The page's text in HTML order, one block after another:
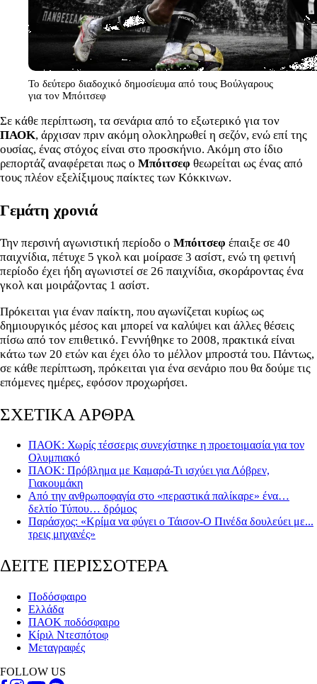
Το δεύτερο διαδοχικό δημοσίευμα από τους Βούλγαρους
για τον Μπόιτσεφ
Σε κάθε περίπτωση, τα σενάρια από το εξωτερικό για τον
ΠΑΟΚ, άρχισαν πριν ακόμη ολοκληρωθεί η σεζόν, ενώ επί της
ουσίας, ένας στόχος είναι στο προσκήνιο. Ακόμη στο ίδιο
ρεπορτάζ αναφέρεται πως ο Μπόιτσεφ θεωρείται ως ένας από
τους πλέον εξελίξιμους παίκτες των Κόκκινων.
Γεμάτη χρονιά
Την περσινή αγωνιστική περίοδο ο Μπόιτσεφ έπαιξε σε 40
παιχνίδια, πέτυχε 5 γκολ και μοίρασε 3 ασίστ, ενώ τη φετινή
περίοδο έχει ήδη αγωνιστεί σε 26 παιχνίδια, σκοράροντας ένα
γκολ και μοιράζοντας 1 ασίστ.
Πρόκειται για έναν παίκτη, που αγωνίζεται κυρίως ως
δημιουργικός μέσος και μπορεί να καλύψει και άλλες θέσεις
πίσω από τον επιθετικό. Γεννήθηκε το 2008, πρακτικά είναι
κάτω των 20 ετών και έχει όλο το μέλλον μπροστά του. Πάντως,
σε κάθε περίπτωση, πρόκειται για ένα σενάριο που θα δούμε τις
επόμενες ημέρες, εφόσον προχωρήσει.
ΣΧΕΤΙΚΑ ΑΡΘΡΑ
ΠΑΟΚ: Χωρίς τέσσερις συνεχίστηκε η προετοιμασία για τον
Ολυμπιακό
ΠΑΟΚ: Πρόβλημα με Καμαρά-Τι ισχύει για Λόβρεν,
Γιακουμάκη
Από την ανθρωποφαγία στο «περαστικά παλίκαρε» ένα…
δελτίο Τύπου… δρόμος
Παράσχος: «Κρίμα να φύγει ο Τάισον-Ο Πινέδα δουλεύει με...
τρεις μηχανές»
ΔΕΙΤΕ ΠΕΡΙΣΣΟΤΕΡΑ
Ποδόσφαιρο
Ελλάδα
ΠΑΟΚ ποδόσφαιρο
Κίριλ Ντεσπότοφ
Μεταγραφές
FOLLOW US